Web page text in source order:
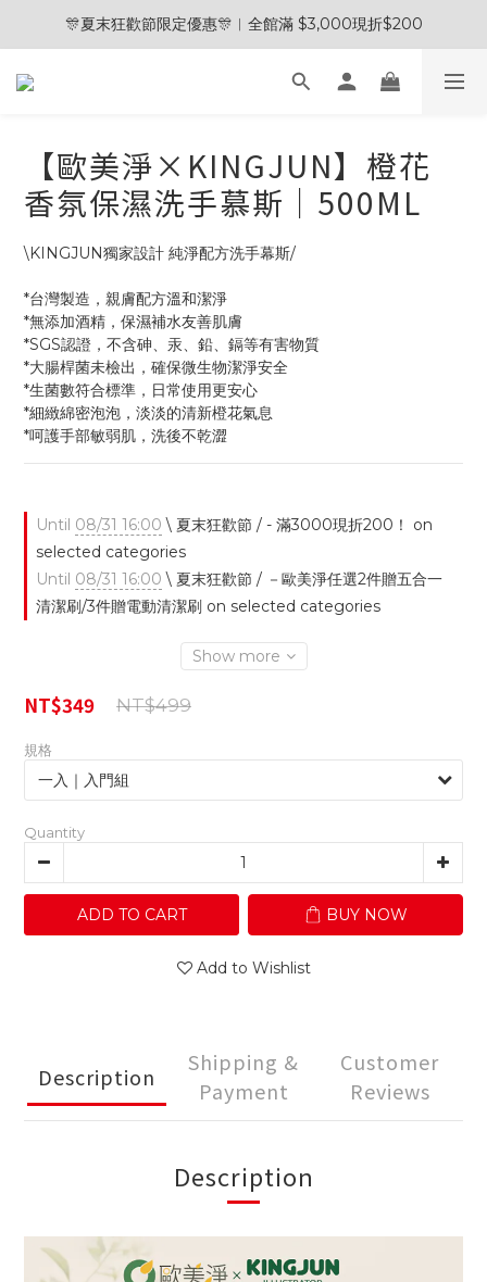
🎊夏末狂歡節限定優惠🎊︱全館滿 $3,000現折$200
🎊夏末狂歡節限定優惠🎊︱全館滿 $3,000現折$200
💰加入會員領取＄100購物金💰
🎊夏末狂歡節限定優惠🎊︱全館滿 $3,000現折$200
【歐美淨×KINGJUN】橙花
香氛保濕洗手慕斯｜500ML
\KINGJUN獨家設計 純淨配方洗手幕斯/
*台灣製造，親膚配方溫和潔淨
*無添加酒精，保濕補水友善肌膚
*SGS認證，不含砷、汞、鉛、鎘等有害物質
*大腸桿菌未檢出，確保微生物潔淨安全
*生菌數符合標準，日常使用更安心
*細緻綿密泡泡，淡淡的清新橙花氣息
*呵護手部敏弱肌，洗後不乾澀
Until 08/31 16:00 \ 夏末狂歡節 / - 滿3000現折200！ on
selected categories
Until 08/31 16:00 \ 夏末狂歡節 / －歐美淨任選2件贈五合一
清潔刷/3件贈電動清潔刷 on selected categories
Show more
NT$499
NT$349
規格
Quantity
ADD TO CART BUY NOW
Add to Wishlist
Description
Shipping &
Payment
Customer
Reviews
Description